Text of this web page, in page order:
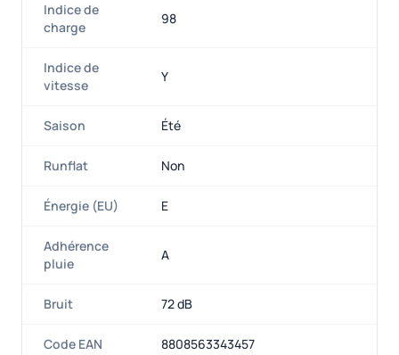
Indice de
charge
98
Indice de
vitesse
Y
Saison Été
Runflat Non
Énergie (EU) E
Adhérence
pluie
A
Bruit 72 dB
Code EAN 8808563343457